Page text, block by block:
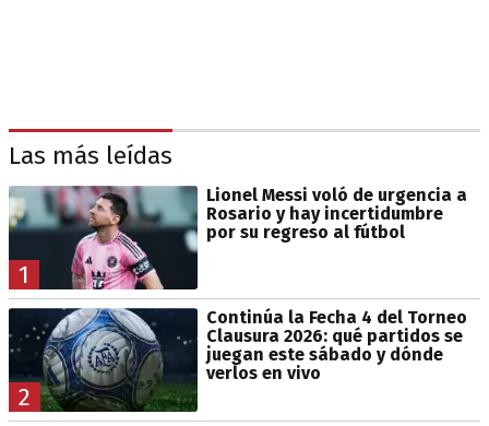
Las más leídas
1
Lionel Messi voló de urgencia a
Rosario y hay incertidumbre
por su regreso al fútbol
2
Continúa la Fecha 4 del Torneo
Clausura 2026: qué partidos se
juegan este sábado y dónde
verlos en vivo